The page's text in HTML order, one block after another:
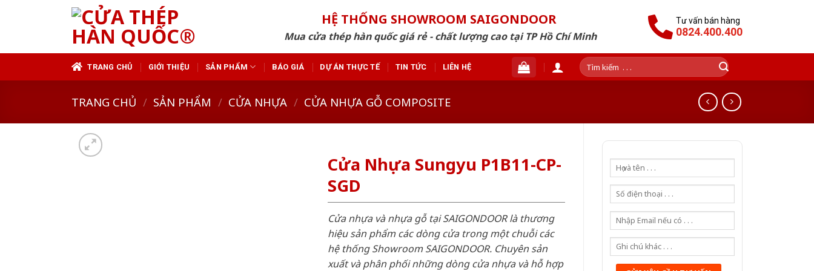
HỆ THỐNG SHOWROOM SAIGONDOOR
Mua cửa thép hàn quốc giá rẻ - chất lượng cao tại TP Hồ Chí Minh
Tư vấn bán hàng
0824.400.400
TRANG CHỦ GIỚI THIỆU SẢN PHẨM BÁO GIÁ DỰ ÁN THỰC TẾ TIN TỨC LIÊN HỆ
Tìm
kiếm:
TRANG CHỦ / SẢN PHẨM / CỬA NHỰA / CỬA NHỰA GỖ COMPOSITE
Cửa Nhựa Sungyu P1B11-CP-
SGD
Cửa nhựa và nhựa gỗ tại SAIGONDOOR là thương
hiệu sản phẩm các dòng cửa trong một chuỗi các
hệ thống Showroom SAIGONDOOR. Chuyên sản
xuất và phân phối những dòng cửa nhựa và hỗ hợp